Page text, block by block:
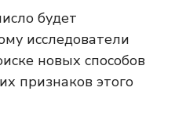
будет
исследователи
новых способов
признаков этого